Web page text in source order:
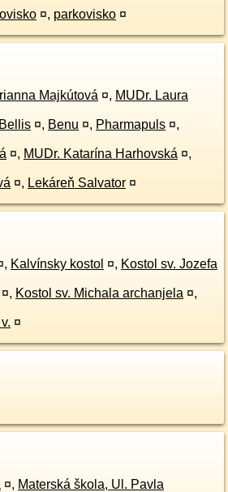
¤, parkovisko ¤
Majkútová ¤, MUDr. Laura
¤, Benu ¤, Pharmapuls ¤,
¤, MUDr. Katarína Harhovská ¤,
¤, Lekáreň Salvator ¤
, Kalvínsky kostol ¤, Kostol sv. Jozefa
¤, Kostol sv. Michala archanjela ¤,
¤
¤, Materská škola, Ul. Pavla